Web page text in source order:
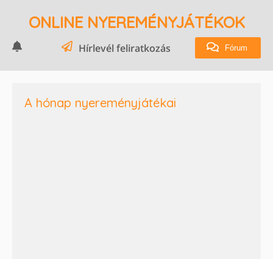
ONLINE NYEREMÉNYJÁTÉKOK
Hírlevél feliratkozás Fórum
A hónap nyereményjátékai